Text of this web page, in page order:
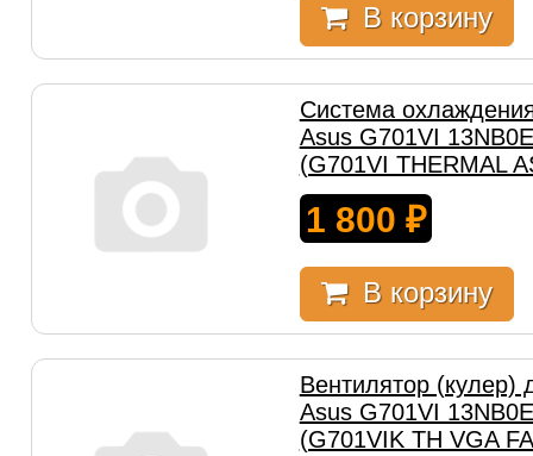
В корзину
Система
Asus G701VI
(G701VI THERMAL
1 800 ₽
В корзину
Вентилятор (кулер)
Asus G701VI
(G701VIK TH VGA